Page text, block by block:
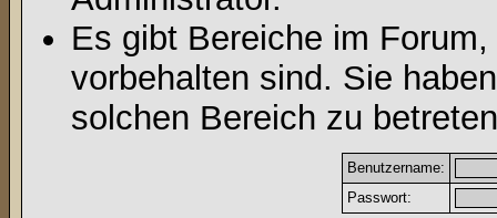
Es gibt Bereiche im
vorbehalten sind. Sie
solchen Bereich zu
Benutzername:
Passwort: